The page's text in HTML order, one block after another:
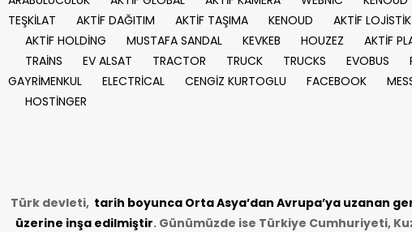
TEŞKİLAT
AKTİF DAĞITIM AKTİF TAŞIMA KENOUD AKTİF LOJİSTİK
AKTİF HOLDİNG
MUSTAFA SANDAL KEVKEB HOUZEZ AKTİF
TRAİNS
EV ALSAT TRACTOR TRUCK TRUCKS EVOBUS
GAYRİMENKUL
ELECTRİCAL CENGİZ KURTOGLU FACEBOOK
HOSTİNGER
Türk devleti, tarih boyunca Orta Asya’dan Avrupa’ya uzanan
üzerine inşa edilmiştir. Günümüzde ise Türkiye Cumhuriyeti,